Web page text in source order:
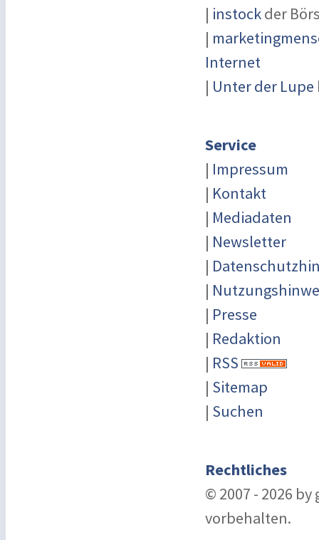
| instockder
|
Internet
| Unter der Lupe
Service
| Impressum
| Kontakt
| Mediadaten
| Newsletter
|
|
| Presse
| Redaktion
| RSS
| Sitemap
| Suchen
Rechtliches
© 2007 - 2026
vorbehalten.